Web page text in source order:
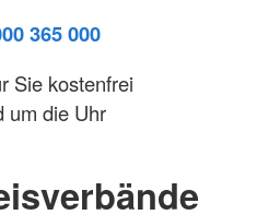
365 000
Sie kostenfrei
um die Uhr